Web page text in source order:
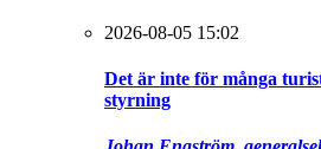
2026-08-05 15:02
Det är inte för många
styrning